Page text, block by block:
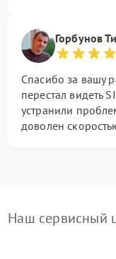
Горбунов
Спасибо за вашу
перестал видеть
устранили
доволен
Наш сервисный